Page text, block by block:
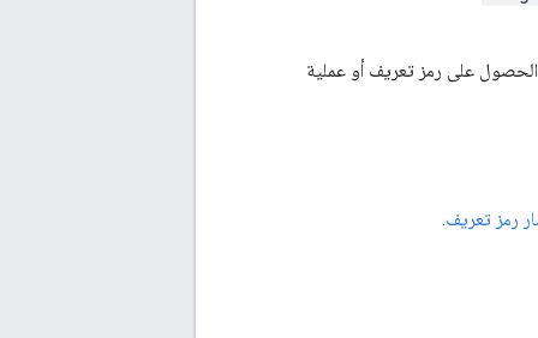
على رمز تعريف أو عملية
رمز تعريف.